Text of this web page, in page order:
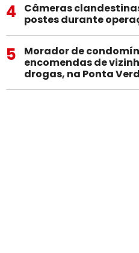
4
Câmeras
postes durante
5
Morador de
encomendas de
drogas, na Ponta